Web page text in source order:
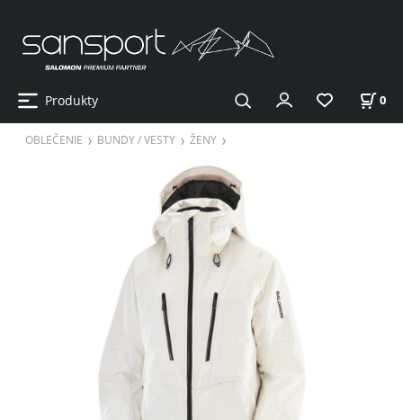
Produkty 0
OBLEČENIE BUNDY / VESTY ŽENY